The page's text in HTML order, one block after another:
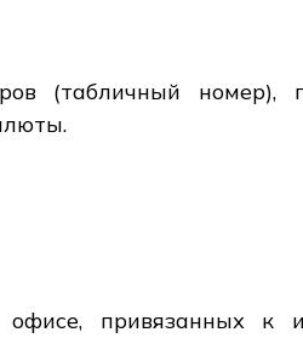
(табличный номер),
привязанных к